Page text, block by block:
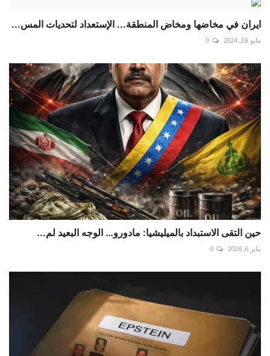
ايران في مخاضها ومخاض المنطقة... الإستعداد لتحديات المس...
مايو 28, 2024 0
حين التقى الاستبداد بالميليشيا: مادورو… الوجه البعيد لم...
يناير 6, 2026 0